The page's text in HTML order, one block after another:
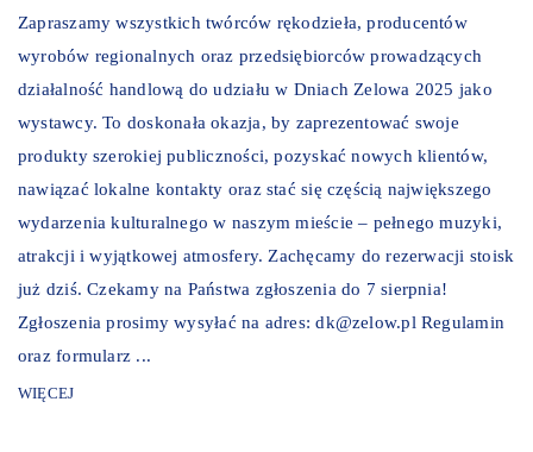
Zapraszamy wszystkich twórców rękodzieła, producentów
wyrobów regionalnych oraz przedsiębiorców prowadzących
działalność handlową do udziału w Dniach Zelowa 2025 jako
wystawcy. To doskonała okazja, by zaprezentować swoje
produkty szerokiej publiczności, pozyskać nowych klientów,
nawiązać lokalne kontakty oraz stać się częścią największego
wydarzenia kulturalnego w naszym mieście – pełnego muzyki,
atrakcji i wyjątkowej atmosfery. Zachęcamy do rezerwacji stoisk
już dziś. Czekamy na Państwa zgłoszenia do 7 sierpnia!
Zgłoszenia prosimy wysyłać na adres: dk@zelow.pl Regulamin
oraz formularz ...
WIĘCEJ